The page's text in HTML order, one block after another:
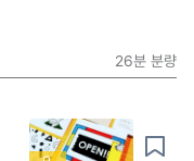
26분 분량